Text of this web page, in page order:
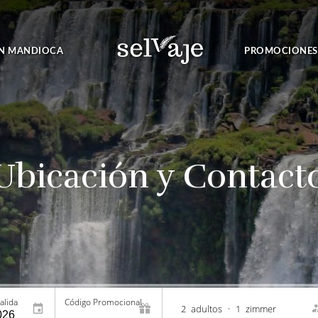
MANDIOCA PROMOCIONES
Código Promocional 2 adultos • 1 zimmer
y